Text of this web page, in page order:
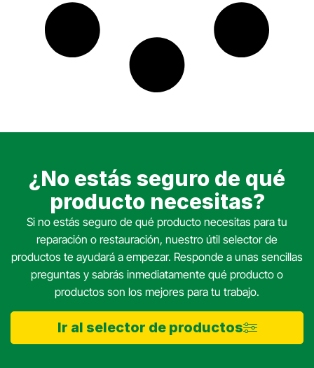
¿No estás seguro de qué
producto necesitas?
Si no estás seguro de qué producto necesitas para tu
reparación o restauración, nuestro útil selector de
productos te ayudará a empezar. Responde a unas sencillas
preguntas y sabrás inmediatamente qué producto o
productos son los mejores para tu trabajo.
Ir al selector de productos